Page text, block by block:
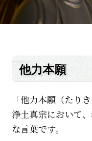
他力本願
「他力本願（たり
浄土真宗において
な言葉です。